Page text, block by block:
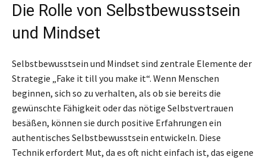
Die Rolle von Selbstbewusstsein
und Mindset
Selbstbewusstsein und Mindset sind zentrale Elemente der
Strategie „Fake it till you make it“. Wenn Menschen
beginnen, sich so zu verhalten, als ob sie bereits die
gewünschte Fähigkeit oder das nötige Selbstvertrauen
besäßen, können sie durch positive Erfahrungen ein
authentisches Selbstbewusstsein entwickeln. Diese
Technik erfordert Mut, da es oft nicht einfach ist, das eigene